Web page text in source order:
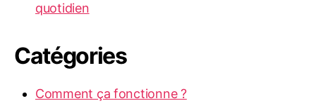
quotidien
Catégories
Comment ça fonctionne ?